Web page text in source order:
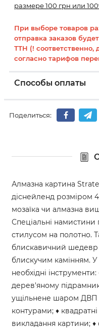
размере 100 грн или
При выборе товаров
отправка заказов
ТТН (! соответственно,
согласно тарифов
Способы оплаты
Поделиться:
Алмазна картина
діснейленд розміром
мозаїка чи алмазна
Спеціальні
стилусом на полотно.
блискавичний шедевр
блискучим камінням. У
необхідні
дерев'яному
ущільнене шаром
контурами; ♦
викладання картини; ♦